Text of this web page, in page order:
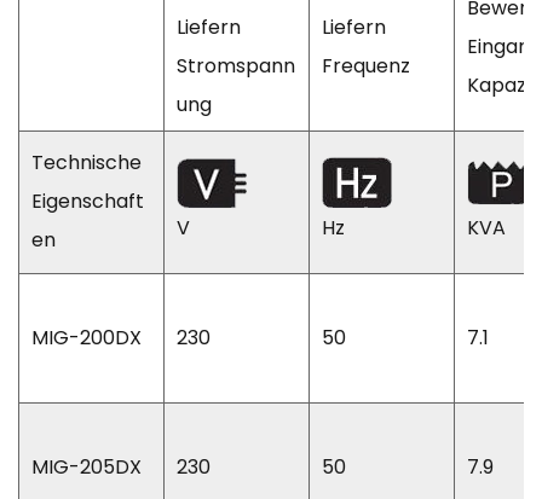
Liefern
Stromspann
ung
Liefern
Frequenz
Eingang
Technische
Eigenschaft
en
V Hz KVA
MIG-200DX 230 50 7.1
MIG-205DX 230 50 7.9